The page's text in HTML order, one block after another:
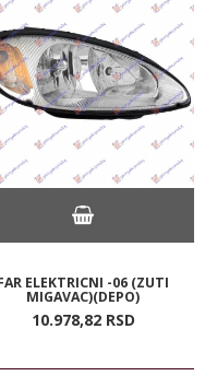
ELEKTRICNI -06 (ZUTI
MIGAVAC)(DEPO)
10.978,82 RSD